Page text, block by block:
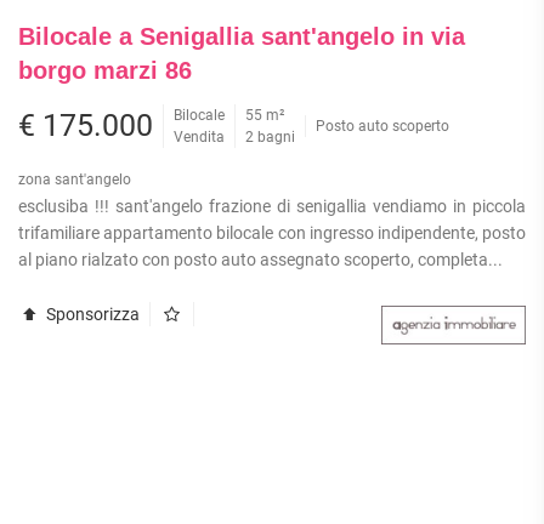
Bilocale a Senigallia sant'angelo in via
borgo marzi 86
€ 175.000
Bilocale
Vendita
55 m²
2 bagni
Posto auto scoperto
zona sant'angelo
esclusiba !!! sant'angelo frazione di senigallia vendiamo in piccola
trifamiliare appartamento bilocale con ingresso indipendente, posto
al piano rialzato con posto auto assegnato scoperto, completa...
Sponsorizza